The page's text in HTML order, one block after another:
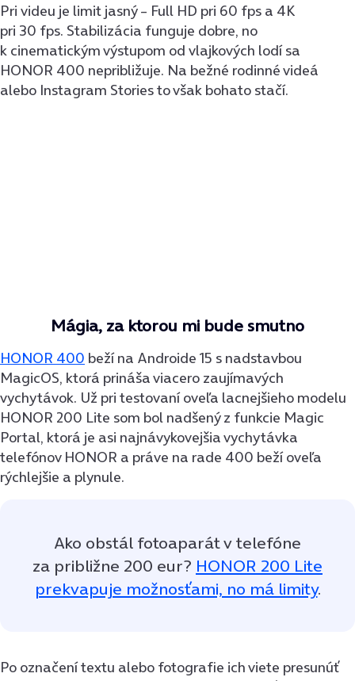
Pri videu je limit jasný – Full HD pri 60 fps a 4K
pri 30 fps. Stabilizácia funguje dobre, no
k cinematickým výstupom od vlajkových lodí sa
HONOR 400 nepribližuje. Na bežné rodinné videá
alebo Instagram Stories to však bohato stačí.
Mágia, za ktorou mi bude smutno
HONOR 400 beží na Androide 15 s nadstavbou
MagicOS, ktorá prináša viacero zaujímavých
vychytávok. Už pri testovaní oveľa lacnejšieho modelu
HONOR 200 Lite som bol nadšený z funkcie Magic
Portal, ktorá je asi najnávykovejšia vychytávka
telefónov HONOR a práve na rade 400 beží oveľa
rýchlejšie a plynule.
Ako obstál fotoaparát v telefóne
za približne 200 eur? HONOR 200 Lite
prekvapuje možnosťami, no má limity.
Po označení textu alebo fotografie ich viete presunúť